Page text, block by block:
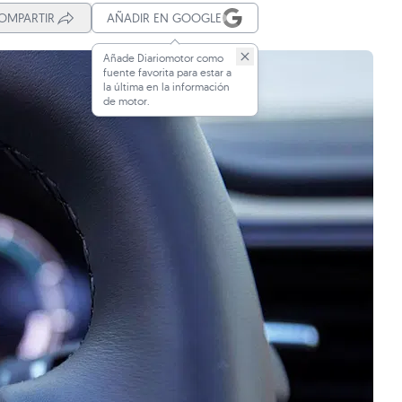
AÑADIR EN GOOGLE
Añade Diariomotor como
fuente favorita para estar a
la última en la información
de motor.